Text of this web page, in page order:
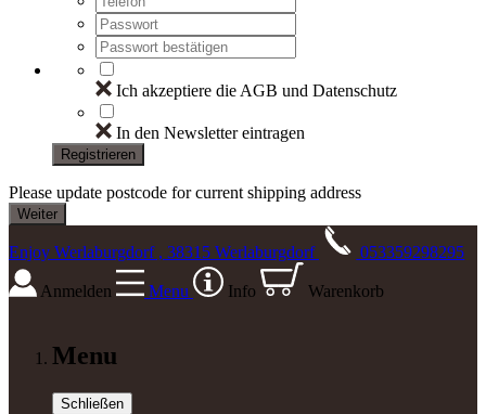
Ich akzeptiere die AGB und Datenschutz
In den Newsletter eintragen
Registrieren
Please update postcode for current shipping address
Enjoy Werlaburgdorf , 38315 Werlaburgdorf 053359298295
Anmelden Menu Info Warenkorb
Menu
Schließen